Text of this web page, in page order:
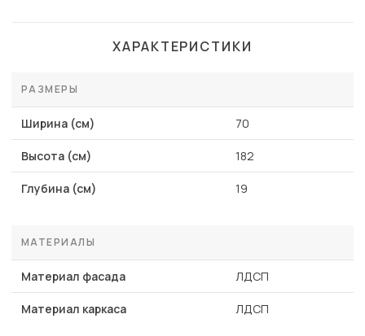
ХАРАКТЕРИСТИКИ
РАЗМЕРЫ
Ширина (см) 70
Высота (см) 182
Глубина (см) 19
МАТЕРИАЛЫ
Материал фасада ЛДСП
Материал каркаса ЛДСП